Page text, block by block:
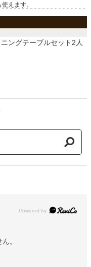
えます。
ングテーブルセット2人
Powered by
。